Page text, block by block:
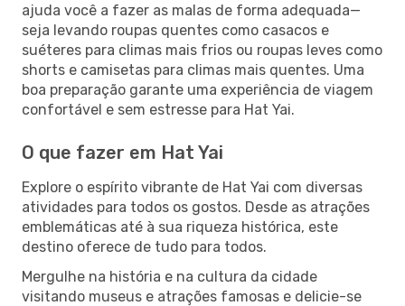
ajuda você a fazer as malas de forma adequada—
seja levando roupas quentes como casacos e
suéteres para climas mais frios ou roupas leves como
shorts e camisetas para climas mais quentes. Uma
boa preparação garante uma experiência de viagem
confortável e sem estresse para Hat Yai.
O que fazer em Hat Yai
Explore o espírito vibrante de Hat Yai com diversas
atividades para todos os gostos. Desde as atrações
emblemáticas até à sua riqueza histórica, este
destino oferece de tudo para todos.
Mergulhe na história e na cultura da cidade
visitando museus e atrações famosas e delicie-se